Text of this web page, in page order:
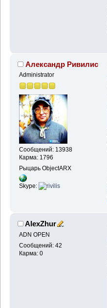
Александр Ривилис
Administrator
Сообщений: 13938
Карма: 1796
Рыцарь ObjectARX
Skype:
AlexZhur
ADN OPEN
Сообщений: 42
Карма: 0